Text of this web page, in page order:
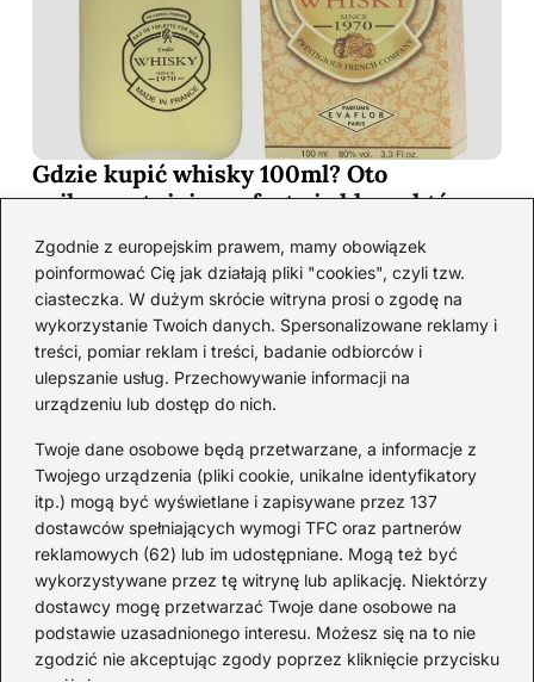
Zgodnie z europejskim prawem, mamy obowiązek
poinformować Cię jak działają pliki "cookies", czyli tzw.
ciasteczka. W dużym skrócie witryna prosi o zgodę na
wykorzystanie Twoich danych. Spersonalizowane reklamy i
treści, pomiar reklam i treści, badanie odbiorców i
ulepszanie usług. Przechowywanie informacji na
urządzeniu lub dostęp do nich.
Twoje dane osobowe będą przetwarzane, a informacje z
Twojego urządzenia (pliki cookie, unikalne identyfikatory
itp.) mogą być wyświetlane i zapisywane przez 137
dostawców spełniających wymogi TFC oraz partnerów
reklamowych (62) lub im udostępniane. Mogą też być
wykorzystywane przez tę witrynę lub aplikację. Niektórzy
dostawcy mogę przetwarzać Twoje dane osobowe na
podstawie uzasadnionego interesu. Możesz się na to nie
zgodzić nie akceptując zgody poprzez kliknięcie przycisku
Gdzie kupić whisky 100ml? Oto
najkorzystniejsze oferty i sklepy, które
2026-06-26
Kategorie
Koktajle(128)
Likier(10)
Piwo(28)
Porady(67)
Przekąski(36)
Rum(3)
Szampan(4)
Whisky(23)
Wino (12)